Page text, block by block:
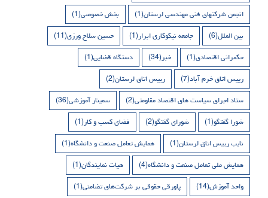
انجمن شرکتهای فنی مهندسی لرستان(1) بخش خصوصی(1)
بین الملل(6) جامعه نیکوکاری ابرار(1) حسین سلاح ورزی(11)
حکمرانی اقتصادی(1) خبر(34) دستگاه قضایی(1)
رییس اتاق خرم آباد(7) رییس اتاق لرستان(2)
ستاد اجرای سیاست های اقتصاد مقاومتی(2) سمینار آموزشی(36)
شورا گفتگو(1) شورای گفتگو(2) فضای کسب و کار(1)
نایب رییس اتاق لرستان(1) همایش تعامل صنعت و دانشگاه(1)
همایش ملی تعامل صنعت و دانشگاه(4) هیات نمایندگان(1)
واحد آموزش(14) پاورقی حقوقی بر شرکت‌های تضامنی(1)